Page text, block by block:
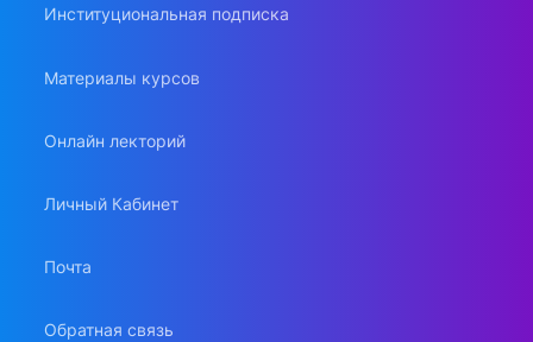
Институциональная подписка
Материалы курсов
Онлайн лекторий
Личный Кабинет
Почта
Обратная связь